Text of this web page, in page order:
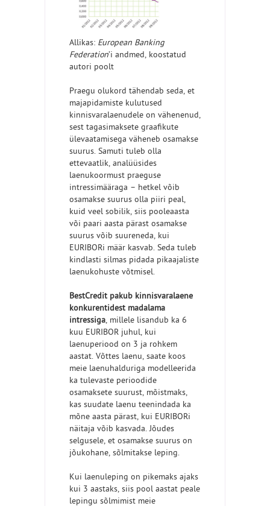
Allikas: European Banking
Federation’i andmed, koostatud
autori poolt
Praegu olukord tähendab seda, et
majapidamiste kulutused
kinnisvaralaenudele on vähenenud,
sest tagasimaksete graafikute
ülevaatamisega väheneb osamakse
suurus. Samuti tuleb olla
ettevaatlik, analüüsides
laenukoormust praeguse
intressimääraga – hetkel võib
osamakse suurus olla piiri peal,
kuid veel sobilik, siis pooleaasta
või paari aasta pärast osamakse
suurus võib suureneda, kui
EURIBORi määr kasvab. Seda tuleb
kindlasti silmas pidada pikaajaliste
laenukohuste võtmisel.
BestCredit pakub kinnisvaralaene
konkurentidest madalama
intressiga, millele lisandub ka 6
kuu EURIBOR juhul, kui
laenuperiood on 3 ja rohkem
aastat. Võttes laenu, saate koos
meie laenuhalduriga modelleerida
ka tulevaste perioodide
osamaksete suurust, mõistmaks,
kas suudate laenu teenindada ka
mõne aasta pärast, kui EURIBORi
näitaja võib kasvada. Jõudes
selgusele, et osamakse suurus on
jõukohane, sõlmitakse leping.
Kui laenuleping on pikemaks ajaks
kui 3 aastaks, siis pool aastat peale
lepingu sõlmimist meie